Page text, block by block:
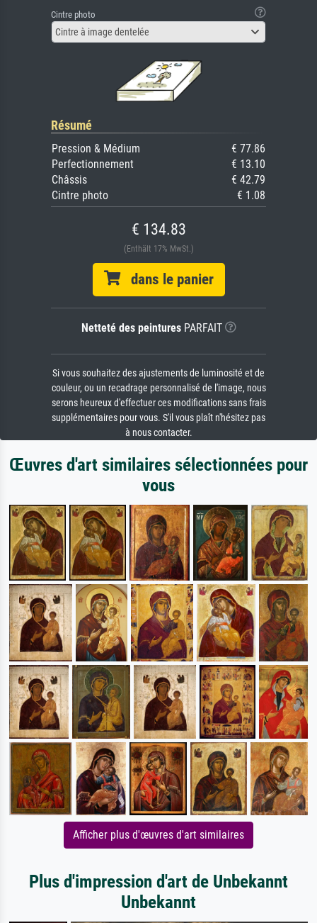
Cintre photo
Cintre à image dentelée
Résumé
Pression & Médium
€ 77.86
Perfectionnement
€ 13.10
Châssis
€ 42.79
Cintre photo
€ 1.08
€ 134.83
(Enthält 17% MwSt.)
dans le panier
Netteté des peinturesPARFAIT
Si vous souhaitez des ajustements de luminosité et de
couleur, ou un recadrage personnalisé de l'image, nous
serons heureux d'effectuer ces modifications sans frais
supplémentaires pour vous. S'il vous plaît n'hésitez pas
à nous contacter.
Œuvres d'art similaires sélectionnées pour
vous
Afficher plus d'œuvres d'art similaires
Plus d'impression d'art de Unbekannt
Unbekannt